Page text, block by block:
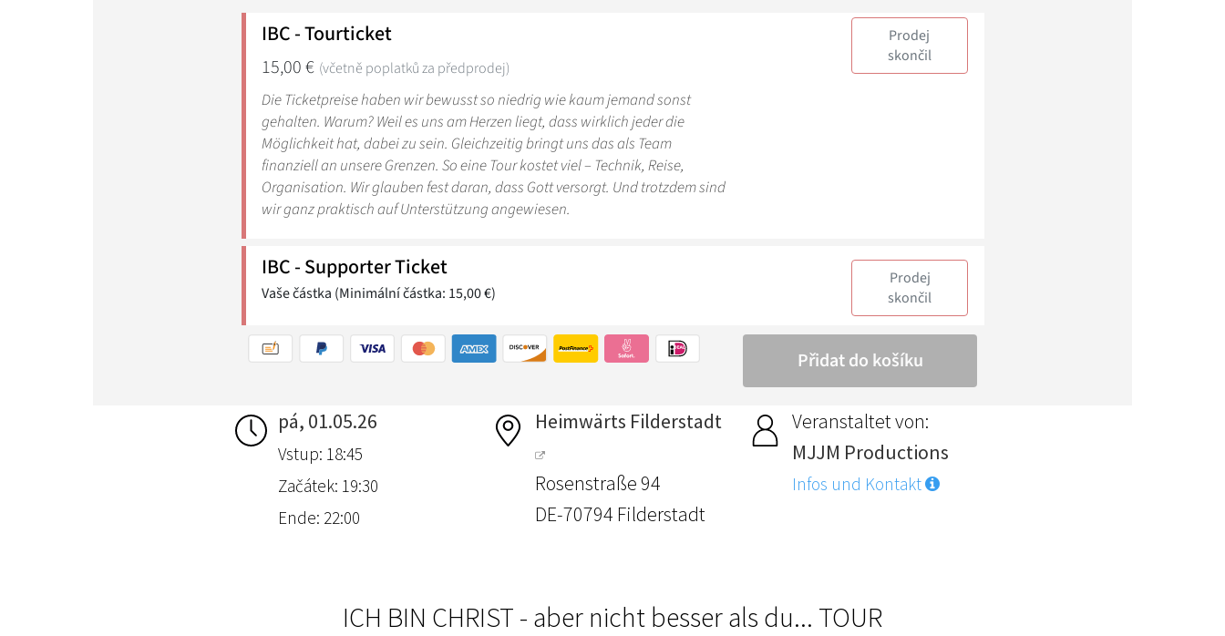
pá, 01.05.26
Vstup: 18:45
Začátek: 19:30
Ende: 22:00
Heimwärts Filderstadt
Rosenstraße 94
DE-70794 Filderstadt
Veranstaltet von:
MJJM Productions
Infos und Kontakt
ICH BIN CHRIST - aber nicht besser als du... TOUR